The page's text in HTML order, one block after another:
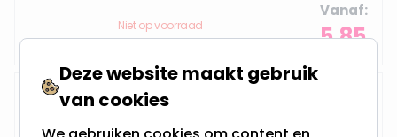
Niet op voorraad
Vanaf
5,85
Schemersensor - Staaflamp -
E27 - 4W - Super Warm Wit
<2200K - Filament - Helder
Deze website maakt gebruik
van cookies